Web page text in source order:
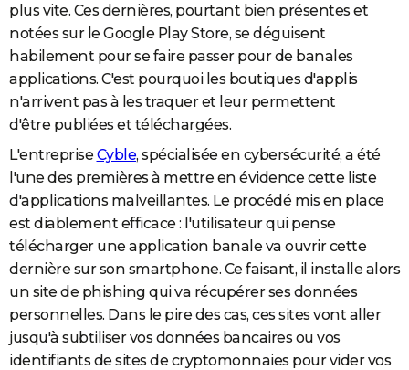
Destinations
City break
Voyage nature
Voyage de noces
Forum
Climat
+
PHOTO
GUIDES D'ACHAT
BONS PLANS
CARTE DE VOEUX
Carte de Noël
Carte Bonne année
Carte Saint-Valentin
Carte Pâques
Carte d'anniversaire
DICTIONNAIRE
Dictionnaire
Biographies
Citations
Expressions
Proverbes
PROGRAMME TV
COPAINS D'AVANT
S'inscrire
Se connecter
Lycées
Collèges
Primaires
Universités
Entreprises
Service militaire
Avis de recherche
AVIS DE DÉCÈS
FORUM
Bricolage
Lifestyle
Culture
Sport
Auto
Television
Voyage
Cinema
plus vite. Ces dernières, pourtant bien présentes et
notées sur le Google Play Store, se déguisent
habilement pour se faire passer pour de banales
applications. C'est pourquoi les boutiques d'applis
n'arrivent pas à les traquer et leur permettent
d'être publiées et téléchargées.
L'entreprise Cyble, spécialisée en cybersécurité, a été
l'une des premières à mettre en évidence cette liste
d'applications malveillantes. Le procédé mis en place
est diablement efficace : l'utilisateur qui pense
télécharger une application banale va ouvrir cette
dernière sur son smartphone. Ce faisant, il installe alors
un site de phishing qui va récupérer ses données
personnelles. Dans le pire des cas, ces sites vont aller
jusqu'à subtiliser vos données bancaires ou vos
identifiants de sites de cryptomonnaies pour vider vos